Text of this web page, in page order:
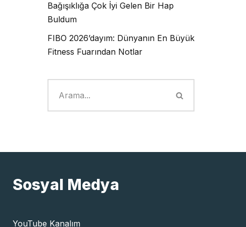
Bağışıklığa Çok İyi Gelen Bir Hap
Buldum
FIBO 2026’dayım: Dünyanın En Büyük
Fitness Fuarından Notlar
Sosyal Medya
YouTube Kanalım